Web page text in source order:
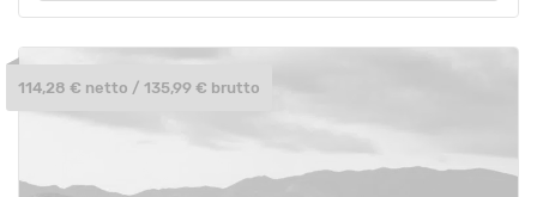
114,28 € netto / 135,99 € brutto